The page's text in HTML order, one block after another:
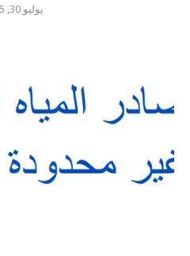
يوليو 30, 2025